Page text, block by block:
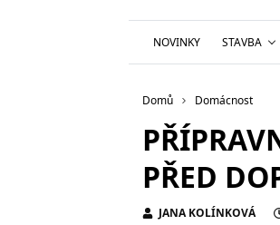
NOVINKY STAVBA
Domů Domácnost
PŘED
JANA KOLÍNKOVÁ